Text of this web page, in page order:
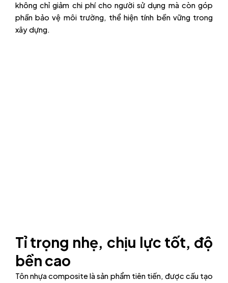
không chỉ giảm chi phí cho người sử dụng mà còn góp
phần bảo vệ môi trường, thể hiện tính bền vững trong
xây dựng.
Tỉ trọng nhẹ, chịu lực tốt, độ
bền cao
Tôn nhựa composite là sản phẩm tiên tiến, được cấu tạo